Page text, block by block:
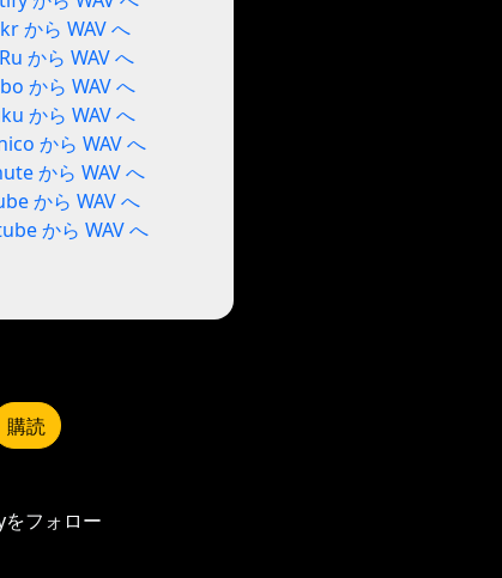
から WAV へ
から WAV へ
から WAV へ
から WAV へ
から WAV へ
から WAV へ
から WAV へ
から WAV へ
購読
をフォロー